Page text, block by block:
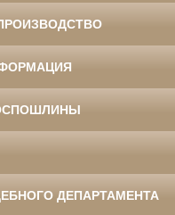
ДЕПАРТАМЕНТА